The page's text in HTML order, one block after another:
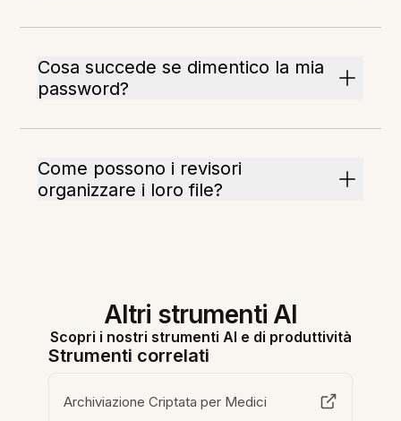
Cosa succede se dimentico la mia
password?
Come possono i revisori
organizzare i loro file?
Altri strumenti AI
Scopri i nostri strumenti AI e di produttività
Strumenti correlati
Archiviazione Criptata per Medici